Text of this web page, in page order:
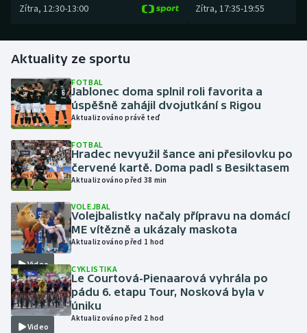
Futsal
Gymnastika
Házená
Jezdectví
Judo
Krasobruslení
Lezení
Lyže a snowboard
Moderní pětiboj
Zítra, 12:30-13:00 Zítra, 17:35-19:55
Aktuality ze sportu
FOTBAL
Jablonec doma splnil roli favorita a
úspěšně zahájil dvojutkání s Rigou
Aktualizováno právě teď
FOTBAL
Hradec nevyužil šance ani přesilovku po
červené kartě. Doma padl s Besiktasem
Aktualizováno před 38 min
Video
VOLEJBAL
Volejbalistky načaly přípravu na domácí
ME vítězně a ukázaly maskota
Aktualizováno před 1 hod
Video
CYKLISTIKA
Le Courtová-Pienaarová vyhrála po
pádu 6. etapu Tour, Nosková byla v
úniku
Aktualizováno před 2 hod